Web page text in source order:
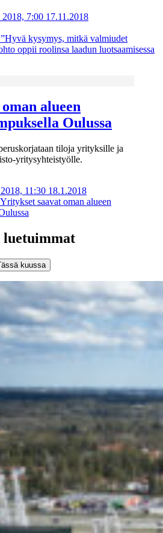
7:00 17.11.2018
kysymys, mitkä valmiudet
oppii roolinsa laadun luotsaamisessa
alueen
Oulussa
tiloja yrityksille ja
yritysyhteistyölle.
11:30 18.1.2018
saavat oman alueen
luetuimmat
kuussa